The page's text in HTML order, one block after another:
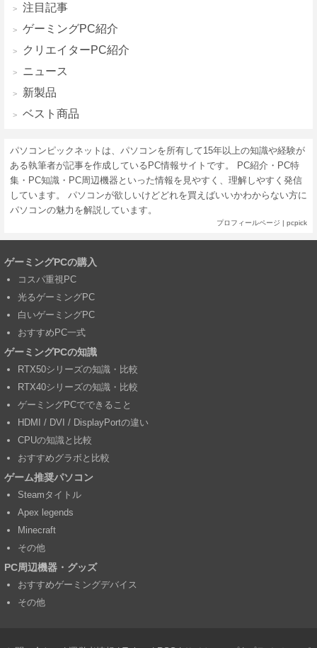
注目記事
ゲーミングPC紹介
クリエイターPC紹介
ニュース
新製品
ベスト商品
パソコンピックネットは、パソコンを所有して15年以上の知識や経験が
ある執筆者が記事を作成しているPC情報サイトです。 PC紹介・PC特
集・PC知識・PC周辺機器といった情報を見やすく、理解しやすく発信
しています。 パソコンが欲しいけどどれを買えばいいかわからない方に
パソコンの魅力を解説しています。
プロフィールページ | pcpick
ゲーミングPCの購入
コスパ重視PC
光るゲーミングPC
白いゲーミングPC
おすすめPC一式
ゲーミングPCの知識
RTX50シリーズの知識・比較
RTX40シリーズの知識・比較
ゲーミングPCでできること
HDMI / DVI / DisplayPortの違い
CPUの知識と比較
おすすめグラボと比較
ゲーム推奨パソコン
Steamタイトル
Apex legends
Minecraft
その他
PC周辺機器・グッズ
おすすめゲーミングデバイス
その他